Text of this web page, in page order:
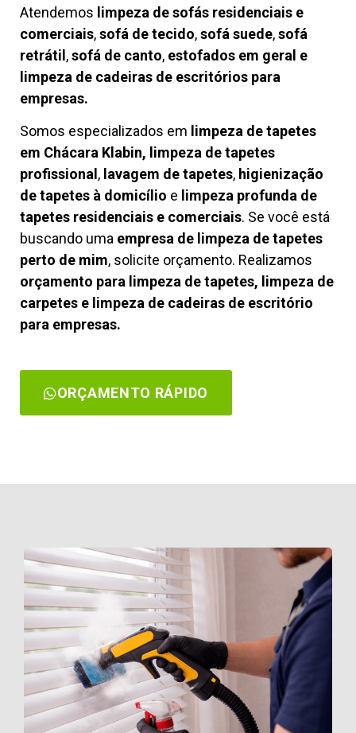
Atendemos limpeza desofás residenciais e
comerciais,sofá de tecido,sofá suede,sofá
retrátil,sofá de canto, estofados em geral e
limpeza de cadeiras de escritórios para
empresas.
Somos especializados em limpeza de tapetes
em Chácara Klabin, limpeza de tapetes
profissional , lavagem de tapetes, higienização
de tapetes à domicílio e limpeza profunda de
tapetes residenciais e comerciais. Se você está
buscando uma empresa de limpeza de tapetes
perto de mim, solicite orçamento. Realizamos
orçamento para limpeza de tapetes, limpeza de
carpetes e limpeza de cadeiras de escritório
para empresas.
ORÇAMENTO RÁPIDO